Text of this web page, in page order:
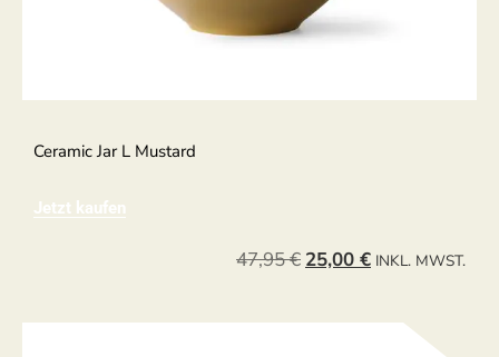
Ceramic Jar L Mustard
Jetzt kaufen
47,95€ 25,00 € INKL. MWST.